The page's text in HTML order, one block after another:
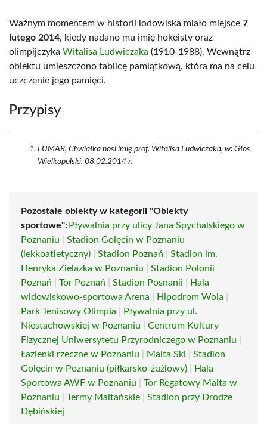
Ważnym momentem w historii lodowiska miało miejsce 7
lutego 2014, kiedy nadano mu imię hokeisty oraz
olimpijczyka Witalisa Ludwiczaka (1910-1988). Wewnątrz
obiektu umieszczono tablicę pamiątkową, która ma na celu
uczczenie jego pamięci.
Przypisy
LUMAR, Chwiałka nosi imię prof. Witalisa Ludwiczaka, w: Głos
Wielkopolski, 08.02.2014 r.
Pozostałe obiekty w kategorii "Obiekty
sportowe": Pływalnia przy ulicy Jana Spychalskiego w
Poznaniu
Stadion Golęcin w Poznaniu
(lekkoatletyczny)
Stadion Poznań
Stadion im.
Henryka Zielazka w Poznaniu
Stadion Polonii
Poznań
Tor Poznań Stadion Posnanii
Hala
widowiskowo-sportowa Arena
Hipodrom Wola
Park Tenisowy Olimpia
Pływalnia przy ul.
Niestachowskiej w Poznaniu
Centrum Kultury
Fizycznej Uniwersytetu Przyrodniczego w Poznaniu
Łazienki rzeczne w Poznaniu
Malta Ski
Stadion
Golęcin w Poznaniu (piłkarsko-żużlowy)
Hala
Sportowa AWF w Poznaniu
Tor Regatowy Malta w
Poznaniu
Termy Maltańskie
Stadion przy Drodze
Dębińskiej